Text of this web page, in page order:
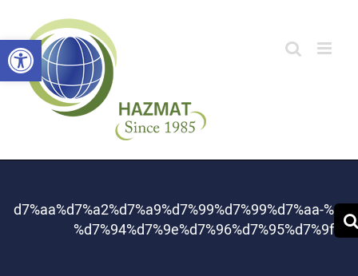
פתח
%d7%aa%d7%a2%d7%a9%d7%99%d7%99%d7%aa-
%d7%94%d7%9e%d7%96%d7%95%d7%9f